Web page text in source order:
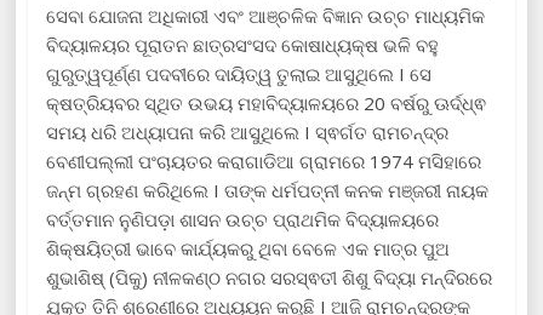
ସେବା ଯୋଜନା ଅଧିକାରୀ ଏବଂ ଆଞ୍ଚଳିକ ବିଜ୍ଞାନ ଉଚ୍ଚ ମାଧ୍ୟମିକ
ବିଦ୍ୟାଳୟର ପୂରାତନ ଛାତ୍ରସଂସଦ କୋଷାଧ୍ୟକ୍ଷ ଭଳି ବହୁ
ଗୁରୁତ୍ୱପୂର୍ଣ୍ଣ ପଦବୀରେ ଦାୟିତ୍ୱ ତୁଲାଇ ଆସୁଥିଲେ I ସେ
କ୍ଷତ୍ରିୟବର ସ୍ଥିତ ଉଭୟ ମହାବିଦ୍ୟାଳୟରେ 20 ବର୍ଷରୁ ଊର୍ଦ୍ଧ୍ଵ
ସମୟ ଧରି ଅଧ୍ୟାପନା କରି ଆସୁଥିଲେ I ସ୍ଵର୍ଗତ ରାମଚନ୍ଦ୍ର
ବେଣୀପଲ୍ଲୀ ପଂଚାୟତର କରାଗାଡିଆ ଗ୍ରାମରେ 1974 ମସିହାରେ
ଜନ୍ମ ଗ୍ରହଣ କରିଥିଲେ I ତାଙ୍କ ଧର୍ମପତ୍ନୀ କନକ ମଞ୍ଜରୀ ନାୟକ
ବର୍ତ୍ତମାନ ନୁଣିପଡ଼ା ଶାସନ ଉଚ୍ଚ ପ୍ରାଥମିକ ବିଦ୍ୟାଳୟରେ
ଶିକ୍ଷୟିତ୍ରୀ ଭାବେ କାର୍ଯ୍ୟକରୁ ଥିବା ବେଳେ ଏକ ମାତ୍ର ପୁଅ
ଶୁଭାଶିଷ୍ (ପିକୁ) ନୀଳକଣ୍ଠ ନଗର ସରସ୍ଵତୀ ଶିଶୁ ବିଦ୍ୟା ମନ୍ଦିରରେ
ଯୁକ୍ତ ତିନି ଶ୍ରେଣୀରେ ଅଧ୍ୟୟନ କରୁଛି I ଆଜି ରାମଚନ୍ଦ୍ରଙ୍କ